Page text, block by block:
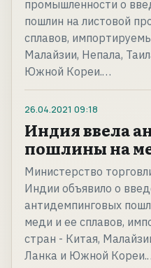
промышленности о
пошлин на листовой
сплавов,
Малайзии, Непала,
Южной Кореи.…
26.04.2021 09:18
Индия ввела
пошлины на
Министерство
Индии объявило о
антидемпинговых
меди и ее сплавов,
стран - Китая,
Ланка и Южной